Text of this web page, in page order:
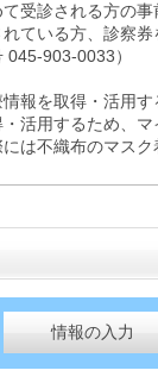
受診される方の
ている方、診察
045-903-0033）
報を取得・活用
活用するため、マ
は不織布のマスク
情報の入力